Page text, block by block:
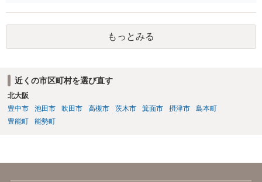
られます。 求職者の情報を収集する場合は「特定募集情報等提供事
業」に該当して届出が必要になりますが、ご質問内容を見る限りそれ
にも該当しないと思われます。もっとみる
近くの市区町村を選び直す
北大阪
豊中市
池田市 吹田市 高槻市 茨木市 箕面市 摂津市
島本町
豊能町
能勢町